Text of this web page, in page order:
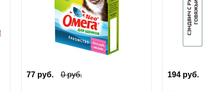
77руб. 0руб. 194 руб.